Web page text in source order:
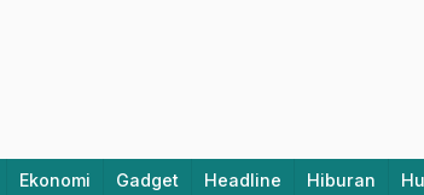
Ekonomi Gadget Headline Hiburan